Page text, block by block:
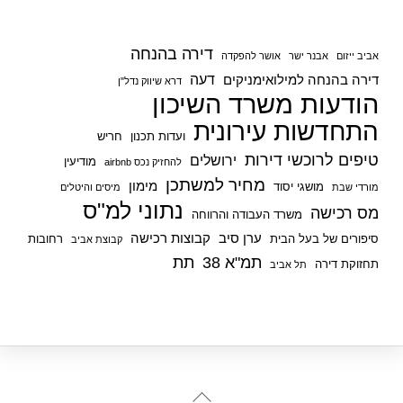
אביב ייזום אבנר ישר אושר להפקדה דירה בהנחה
דירה בהנחה למילואימניקים דעה דרא שיווק נדל"ן
הודעות משרד השיכון
התחדשות עירונית ועדות תכנון חריש
טיפים לרוכשי דירות ירושלים להחזיק נכס airbnb מודיעין
מורדי שבת מושגי יסוד מחיר למשתכן מימון מיסים והיטלים
מס רכישה משרד העבודה והרווחה נתוני למ"ס
סיפורים של בעל הבית ערן סיב קבוצות רכישה קבוצת אביב
רחובות
תחזוקת דירה
תל אביב תמ"א 38 תת
Back